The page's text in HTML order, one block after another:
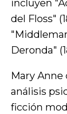
incluyen
del Floss"
Deronda"
Mary
análisis
ficción